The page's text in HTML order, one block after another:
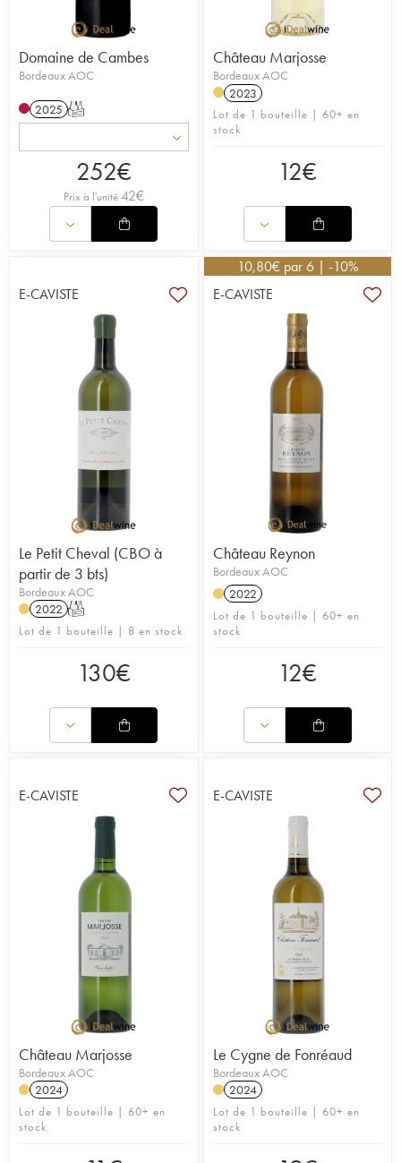
Domaine de Cambes
Bordeaux AOC
2025 T
252€
Prix à l'unité42€
Château Marjosse
Bordeaux AOC
2023
Lot de 1 bouteille | 60+ en
stock
12€
E-CAVISTE
Le Petit Cheval (CBO à
partir de 3 bts)
Bordeaux AOC
2022 T
Lot de 1 bouteille | 8 en stock
130€
10,80€ par 6 | -10%
E-CAVISTE
Château Reynon
Bordeaux AOC
2022
Lot de 1 bouteille | 60+ en
stock
12€
E-CAVISTE
Château Marjosse
Bordeaux AOC
2024
Lot de 1 bouteille | 60+ en
stock
E-CAVISTE
Le Cygne de Fonréaud
Bordeaux AOC
2024
Lot de 1 bouteille | 60+ en
stock